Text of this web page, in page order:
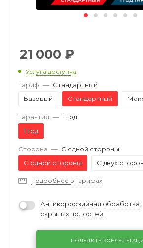
21 000 ₽
Услуга доступна
Тариф — Стандартный
Базовый
Стандартный
Гарантия — 1 год
1 год
Сторона — С одной стороны
С одной стороны
С двух сторон
Подробнее о тарифах
Антикоррозийная обработка
скрытых полостей
ПОЛУЧИТЬ